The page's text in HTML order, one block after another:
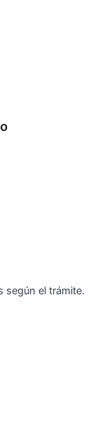
según el trámite.